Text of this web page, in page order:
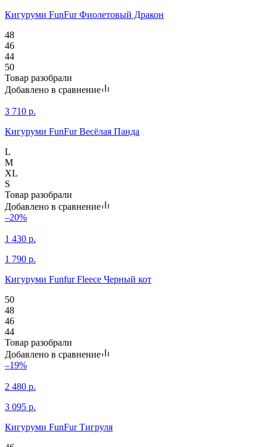
Кигуруми FunFur Фиолетовый Дракон
48
46
44
50
Товар разобрали
Добавлено в сравнение
3 710 р.
Кигуруми FunFur Весёлая Панда
L
M
XL
S
Товар разобрали
Добавлено в сравнение
–20%
1 430 р.
1 790 р.
Кигуруми Funfur Fleece Черный кот
50
48
46
44
Товар разобрали
Добавлено в сравнение
–19%
2 480 р.
3 095 р.
Кигуруми FunFur Тигруля